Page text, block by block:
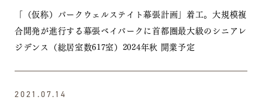
「（仮称）パークウェルステイト幕張計画」着工。大規模複
合開発が進行する幕張ベイパークに首都圏最大級のシニアレ
ジデンス（総居室数617室）2024年秋 開業予定
2021.07.14